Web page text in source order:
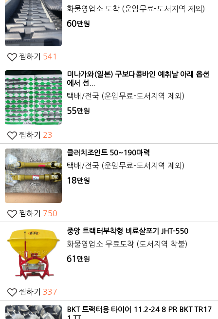
화물영업소 도착 (운임무료-도서지역 제외)
60만원
찜하기 541
미나가와(일본) 구보다콤바인 예취날 아래 옵션
에서 선...
택배/전국 (운임무료-도서지역 제외)
55만원
찜하기 23
클러치조인트 50~190마력
택배/전국 (운임무료-도서지역 제외)
18만원
찜하기 750
중앙 트랙터부착형 비료살포기 JHT-550
화물영업소 무료도착 (도서지역 착불)
61 만원
찜하기 337
BKT 트랙터용 타이어 11.2-24 8 PR BKT TR17